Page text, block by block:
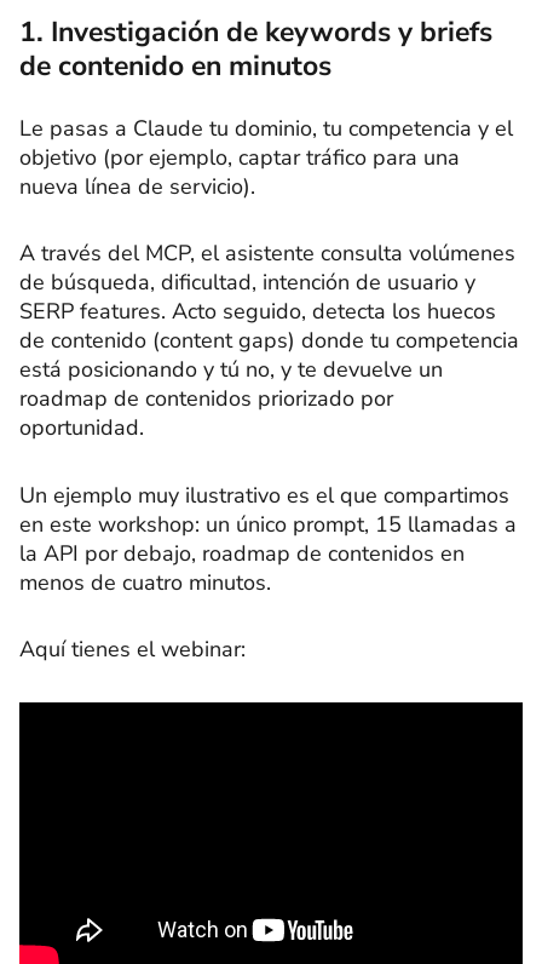
1. Investigación de keywords y briefs
de contenido en minutos
Le pasas a Claude tu dominio, tu competencia y el
objetivo (por ejemplo, captar tráfico para una
nueva línea de servicio).
A través del MCP, el asistente consulta volúmenes
de búsqueda, dificultad, intención de usuario y
SERP features. Acto seguido, detecta los huecos
de contenido (content gaps) donde tu competencia
está posicionando y tú no, y te devuelve un
roadmap de contenidos priorizado por
oportunidad.
Un ejemplo muy ilustrativo es el que compartimos
en este workshop: un único prompt, 15 llamadas a
la API por debajo, roadmap de contenidos en
menos de cuatro minutos.
Aquí tienes el webinar: